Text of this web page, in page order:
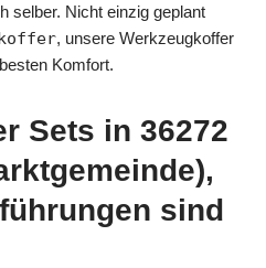
selber. Nicht einzig geplant
, unsere Werkzeugkoffer
Komfort.
Sets in 36272
sind